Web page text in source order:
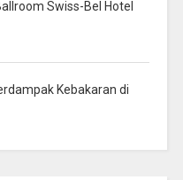
Swiss-Bel Hotel
Kebakaran di